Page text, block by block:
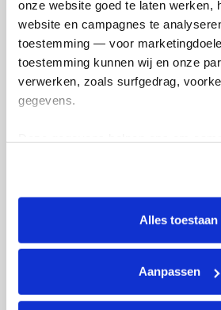
onze website goed te laten werken,
website en campagnes te
toestemming — voor
toestemming kunnen wij en onze
verwerken, zoals surfgedrag,
gegevens.
tonen. Je kunt je toestemming op
intrekken via Cookie instellingen
lijst met cookies is te vinden in het
Alles toestaan
Aanpassen
Dossier
Instituut:Erasmus MC
Radiologie / Nucleaire
Looptijd:4 jaar
Financiering Alpe d’HuZes/KWF:€